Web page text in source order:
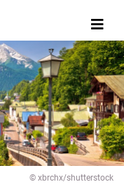
© xbrchx/shutterstock